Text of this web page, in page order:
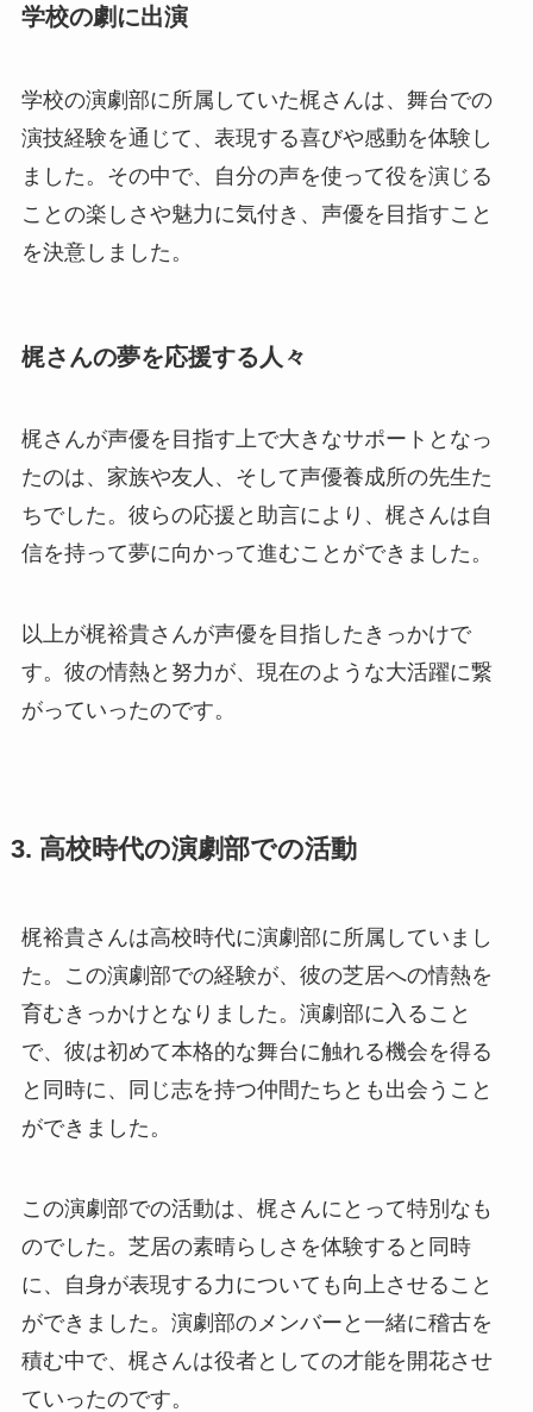
学校の劇に出演
学校の演劇部に所属していた梶さんは、舞台での
演技経験を通じて、表現する喜びや感動を体験し
ました。その中で、自分の声を使って役を演じる
ことの楽しさや魅力に気付き、声優を目指すこと
を決意しました。
梶さんの夢を応援する人々
梶さんが声優を目指す上で大きなサポートとなっ
たのは、家族や友人、そして声優養成所の先生た
ちでした。彼らの応援と助言により、梶さんは自
信を持って夢に向かって進むことができました。
以上が梶裕貴さんが声優を目指したきっかけで
す。彼の情熱と努力が、現在のような大活躍に繋
がっていったのです。
3. 高校時代の演劇部での活動
梶裕貴さんは高校時代に演劇部に所属していまし
た。この演劇部での経験が、彼の芝居への情熱を
育むきっかけとなりました。演劇部に入ること
で、彼は初めて本格的な舞台に触れる機会を得る
と同時に、同じ志を持つ仲間たちとも出会うこと
ができました。
この演劇部での活動は、梶さんにとって特別なも
のでした。芝居の素晴らしさを体験すると同時
に、自身が表現する力についても向上させること
ができました。演劇部のメンバーと一緒に稽古を
積む中で、梶さんは役者としての才能を開花させ
ていったのです。